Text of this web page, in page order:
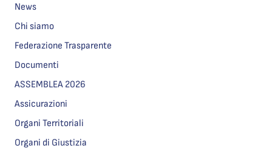
News
Chi siamo
Federazione Trasparente
Documenti
ASSEMBLEA 2026
Assicurazioni
Organi Territoriali
Organi di Giustizia